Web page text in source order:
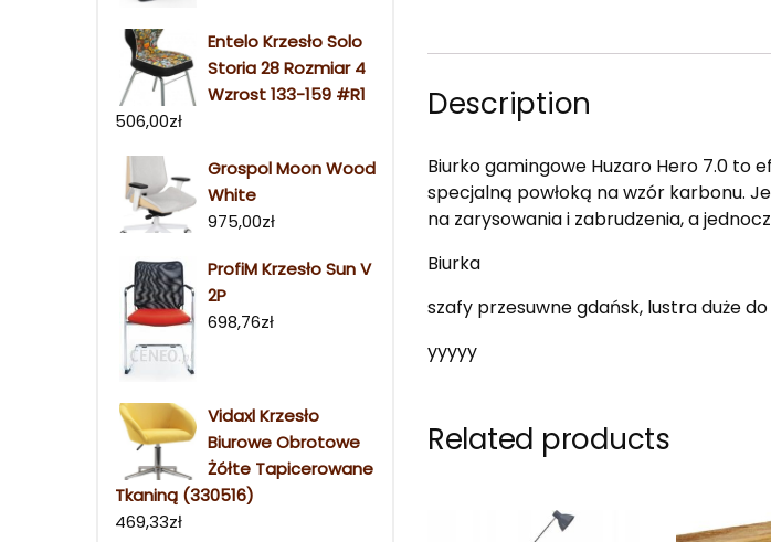
Entelo Krzesło Solo
Storia 28 Rozmiar 4
Wzrost 133-159 #R1
506,00zł
Grospol Moon Wood
White
975,00zł
ProfiM Krzesło Sun V
2P
698,76zł
Vidaxl Krzesło
Biurowe Obrotowe
Żółte Tapicerowane
Tkaniną (330516)
469,33zł
Description
Biurko gamingowe Huzaro Hero 7.0 to
specjalną powłoką na wzór karbonu.
na zarysowania i zabrudzenia, a
Biurka
szafy przesuwne gdańsk, lustra duże
yyyyy
Related products